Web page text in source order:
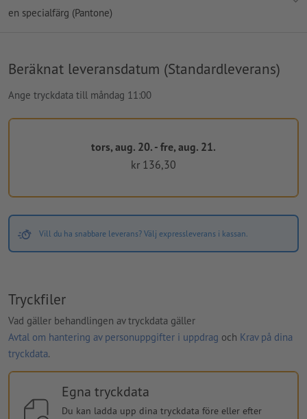
en specialfärg (Pantone)
Beräknat leveransdatum (Standardleverans)
Ange tryckdata till måndag 11:00
tors, aug. 20. - fre, aug. 21.
kr 136,30
Vill du ha snabbare leverans? Välj expressleverans i kassan.
Tryckfiler
Vad gäller behandlingen av tryckdata gäller
Avtal om hantering av personuppgifter i uppdrag och Krav på dina
tryckdata.
Egna tryckdata
Du kan ladda upp dina tryckdata före eller efter